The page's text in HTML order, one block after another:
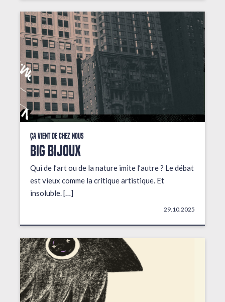
Ça vient de chez nous
BIG BIJOUX
Qui de l’art ou de la nature imite l’autre ? Le débat
est vieux comme la critique artistique. Et
insoluble. […]
29.10.2025